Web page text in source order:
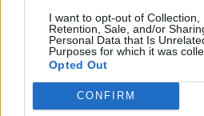
I want to opt-out of Collection,
Retention, Sale, and/or
Personal Data that Is
Purposes for which it was
Opted Out
CONFIRM